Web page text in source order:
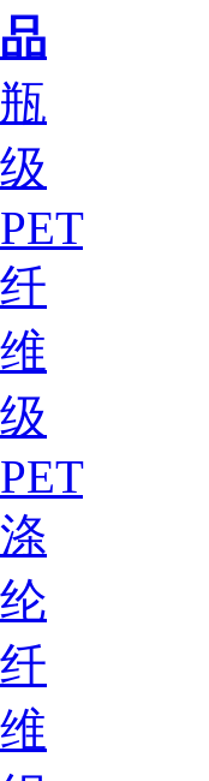
品
瓶
级
PET
纤
维
级
PET
涤
纶
纤
维